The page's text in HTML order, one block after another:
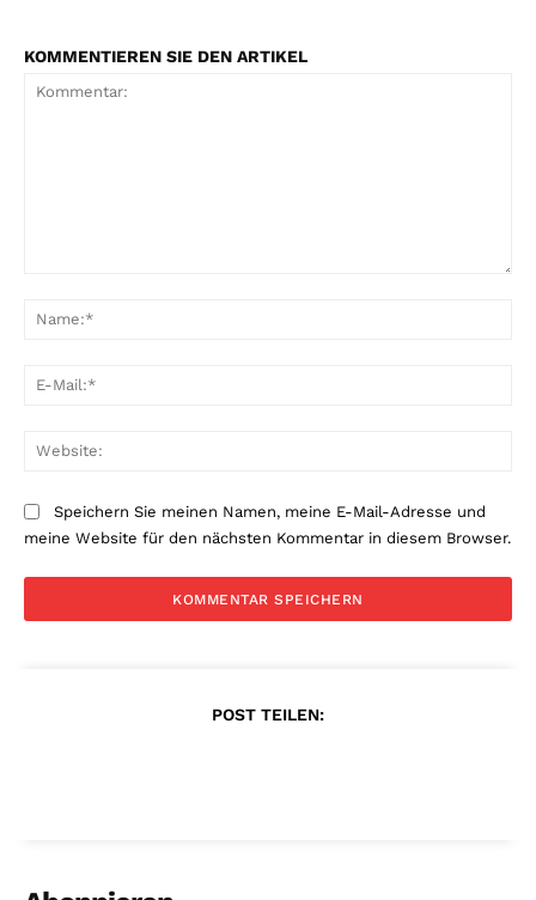
KOMMENTIEREN SIE DEN ARTIKEL
Speichern Sie meinen Namen, meine E-Mail-Adresse und
meine Website für den nächsten Kommentar in diesem Browser.
POST TEILEN: